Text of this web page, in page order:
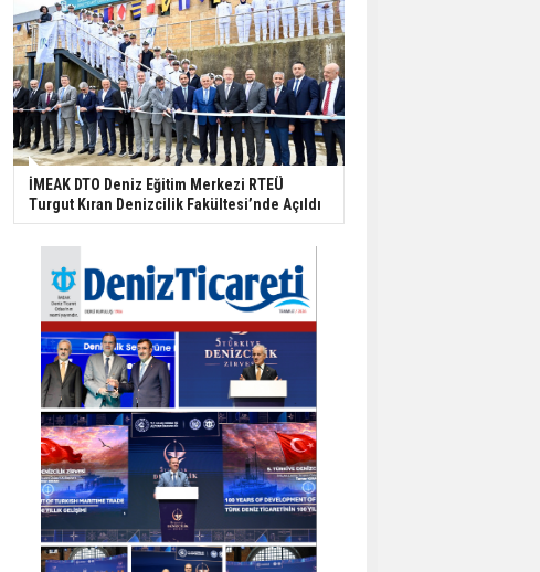
İMEAK DTO Deniz Eğitim Merkezi RTEÜ
Turgut Kıran Denizcilik Fakültesi’nde Açıldı